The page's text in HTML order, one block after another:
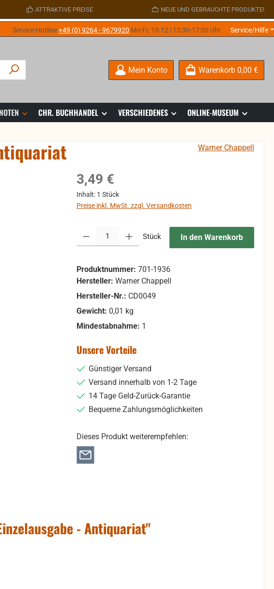
ATTRAKTIVE PREISE NEUE UND GEBRAUCHTE PRODUKTE!
Service-Hotline+49 (0) 9264 - 9679920 Mo-Fr, 10-12 | 13:30-17:00 Uhr Service/Hilfe
Mein Konto Warenkorb 0,00 €
NOTEN CHR. BUCHHANDEL VERSCHIEDENES ONLINE-MUSEUM
Warner Chappell
Regulärer Preis:
3,49 €
Inhalt: 1 Stück
Preise inkl. MwSt. zzgl. Versandkosten
Produkt Anzahl: Gib den gewünschten Wert ein oder benutze
Stück In den Warenkorb
Produktnummer: 701-1936
Hersteller: Warner Chappell
Hersteller-Nr.: CD0049
Gewicht: 0,01 kg
Mindestabnahme: 1
Unsere Vorteile
Günstiger Versand
Versand innerhalb von 1-2 Tage
14 Tage Geld-Zurück-Garantie
Bequeme Zahlungsmöglichkeiten
Dieses Produkt weiterempfehlen:
- Antiquariat"